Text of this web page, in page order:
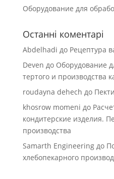
Оборудование для
Останні коментарі
Abdelhadi до Рецептура
Deven до Оборудование
тертого и производства
roudayna dehech до
khosrow momeni до
кондитерские изделия.
производства
Samarth Engineeringдо
хлебопекарного